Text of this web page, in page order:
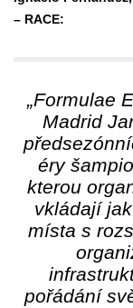
– RACE:
„Formulae
Madrid
éry
kterou
vkládají
místa s
pořádání